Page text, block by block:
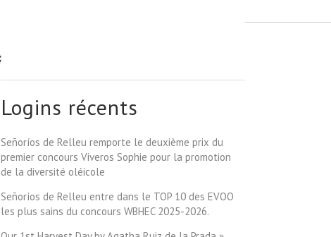
Logins récents
Señoríos de Relleu remporte le deuxième prix du
premier concours Viveros Sophie pour la promotion
de la diversité oléicole
Señoríos de Relleu entre dans le TOP 10 des EVOO
les plus sains du concours WBHEC 2025-2026.